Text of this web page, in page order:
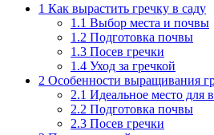
1 Как вырастить гречку в саду
1.1 Выбор места и почвы
1.2 Подготовка почвы
1.3 Посев гречки
1.4 Уход за гречкой
2 Особенности выращивания
2.1 Идеальное место для
2.2 Подготовка почвы
2.3 Посев гречки